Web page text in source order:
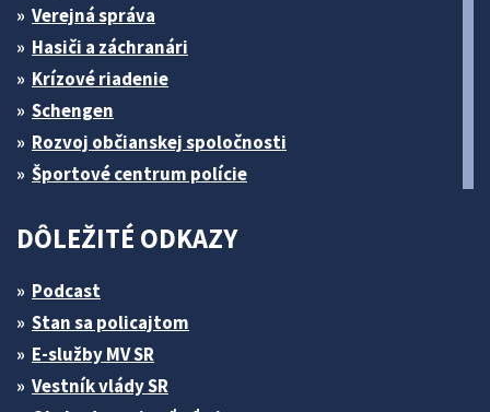
Verejná správa
Hasiči a záchranári
Krízové riadenie
Schengen
Rozvoj občianskej spoločnosti
Športové centrum polície
DÔLEŽITÉ ODKAZY
Podcast
Stan sa policajtom
E-služby MV SR
Vestník vlády SR